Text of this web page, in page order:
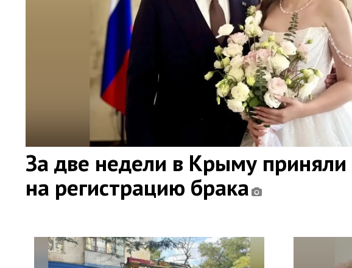
За две недели в Крыму
на регистрацию брака